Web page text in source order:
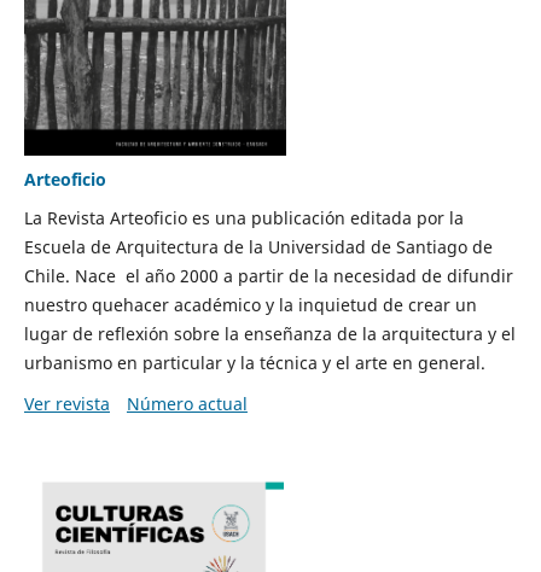
Arteoficio
La Revista Arteoficio es una publicación editada por la
Escuela de Arquitectura de la Universidad de Santiago de
Chile. Nace el año 2000 a partir de la necesidad de difundir
nuestro quehacer académico y la inquietud de crear un
lugar de reflexión sobre la enseñanza de la arquitectura y el
urbanismo en particular y la técnica y el arte en general.
Ver revista
Número actual